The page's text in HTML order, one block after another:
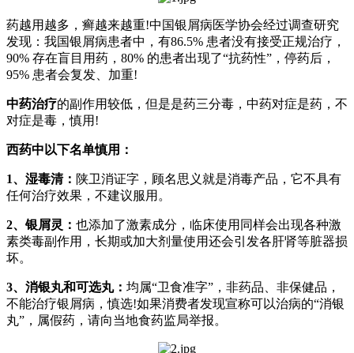
药越用越多，癣越来越重!中国银屑病医学协会经过调查研究
发现：我国银屑病患者中，有86.5% 患者没有接受正规治疗，
90% 存在盲目用药，80% 的患者出现了“抗药性”，停药后，
95% 患者会复发、加重!
中药治疗的副作用较低，但是是药三分毒，中药对症是药，不
对症是毒，慎用!
西药中以下名单慎用：
1、湿毒清： 陕卫消证字，顾名思义就是消毒产品，它不具有
任何治疗效果，不建议服用。
2、银屑灵： 也添加了激素成分，临床使用同样会出现各种激
素类毒副作用，长期或加大剂量使用还会引发各肝肾等脏器损
坏。
3、消银丸和可选丸： 均属“卫食准字”，非药品、非保健品，
不能治疗银屑病，慎选!如果消费者发现宣称可以治病的“消银
丸”，属假药，请向当地食药监局举报。